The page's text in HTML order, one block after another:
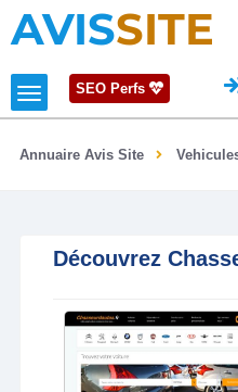
AVISSITE
SEO Perfs
Annuaire Avis Site
Découvrez